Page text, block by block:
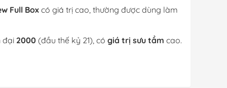
Full Boxcó giá trị cao, thường được dùng làm
đại 2000(đầu thế kỷ 21), có giá trị sưu tầm cao.